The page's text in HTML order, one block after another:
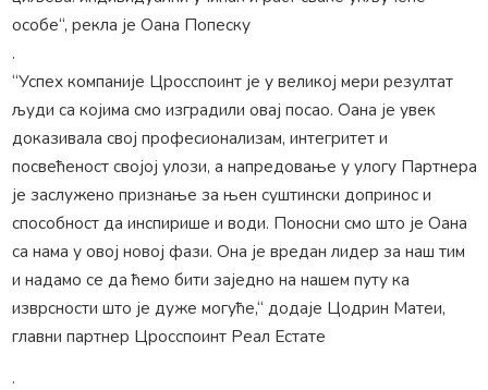
особе“, рекла је Оана Попеску
.
“Успех компаније Цросспоинт је у великој мери резултат
људи са којима смо изградили овај посао. Оана је увек
доказивала свој професионализам, интегритет и
посвећеност својој улози, а напредовање у улогу Партнера
је заслужено признање за њен суштински допринос и
способност да инспирише и води. Поносни смо што је Оана
са нама у овој новој фази. Она је вредан лидер за наш тим
и надамо се да ћемо бити заједно на нашем путу ка
изврсности што је дуже могуће,“ додаје Цодрин Матеи,
главни партнер Цросспоинт Реал Естате
.